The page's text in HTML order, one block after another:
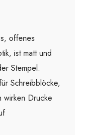
offenes
ist matt und
Stempel.
Schreibblöcke,
wirken Drucke